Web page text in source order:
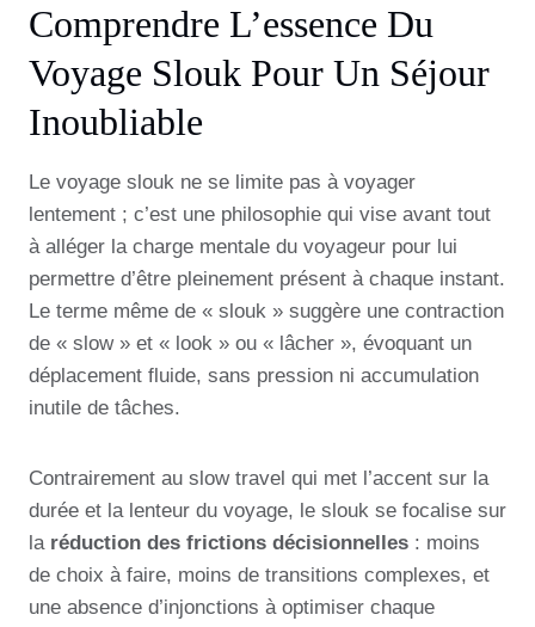
Comprendre L’essence Du
Voyage Slouk Pour Un Séjour
Inoubliable
Le voyage slouk ne se limite pas à voyager
lentement ; c’est une philosophie qui vise avant tout
à alléger la charge mentale du voyageur pour lui
permettre d’être pleinement présent à chaque instant.
Le terme même de « slouk » suggère une contraction
de « slow » et « look » ou « lâcher », évoquant un
déplacement fluide, sans pression ni accumulation
inutile de tâches.
Contrairement au slow travel qui met l’accent sur la
durée et la lenteur du voyage, le slouk se focalise sur
la réduction des frictions décisionnelles : moins
de choix à faire, moins de transitions complexes, et
une absence d’injonctions à optimiser chaque